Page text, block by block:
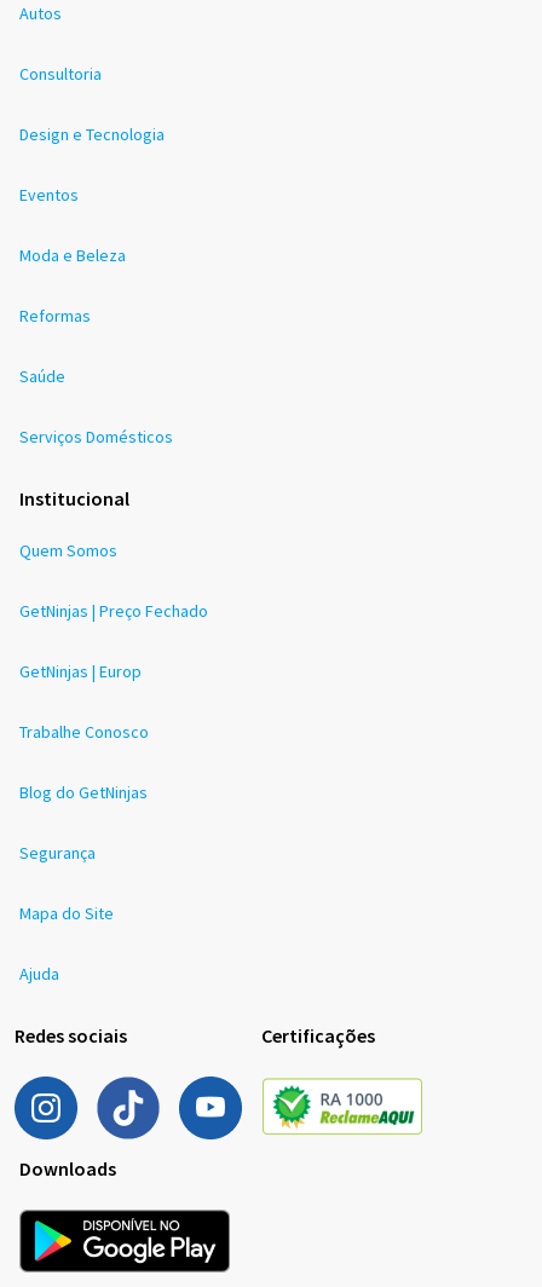
Autos
Consultoria
Design e Tecnologia
Eventos
Moda e Beleza
Reformas
Saúde
Serviços Domésticos
Institucional
Quem Somos
GetNinjas | Preço Fechado
GetNinjas | Europ
Trabalhe Conosco
Blog do GetNinjas
Segurança
Mapa do Site
Ajuda
Redes sociais Certificações
Downloads